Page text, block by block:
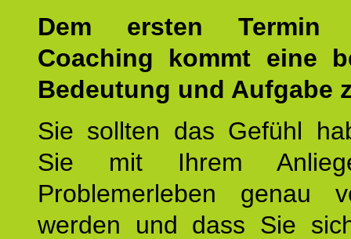
Dem ersten
Coaching kommt eine
Bedeutung und Aufgabe
Sie sollten das Gefühl
Sie mit Ihrem
Problemerleben genau
werden und dass Sie